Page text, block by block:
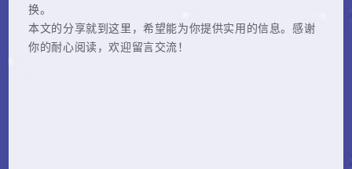
换。
本文的分享就到这里，希望能为你提供实用的信息。感谢
你的耐心阅读，欢迎留言交流！